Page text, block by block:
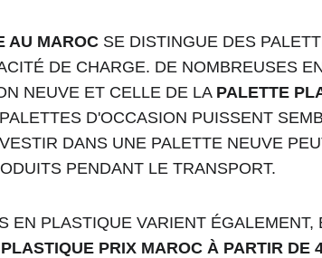
AU MAROC SE DISTINGUE DES
DE CHARGE. DE NOMBREUSES
NEUVE ET CELLE DE LA PALETTE
D'OCCASION PUISSENT
DANS UNE PALETTE NEUVE
PENDANT LE TRANSPORT.
EN PLASTIQUE VARIENT ÉGALEMENT,
PRIX MAROC À PARTIR DE